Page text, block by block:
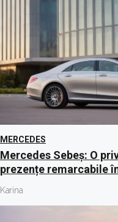
MERCEDES
Mercedes Sebeș: O
prezențe remarcabile
Karina